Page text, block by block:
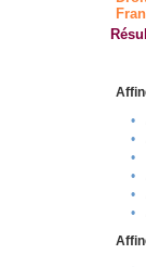
•
•
•
•
•
•